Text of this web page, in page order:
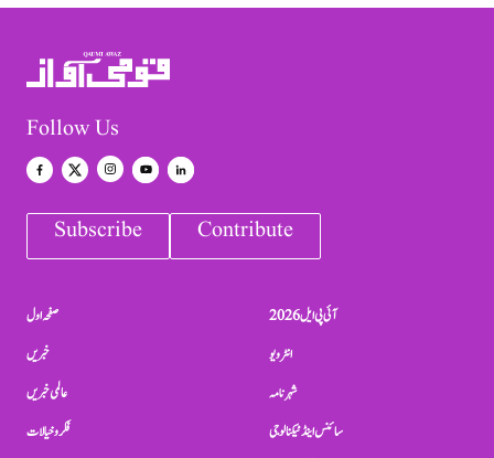
Follow Us
Subscribe Contribute
صفحہ اول
خبریں
عالمی خبریں
فکر و خیالات
آئی پی ایل 2026
انٹرویو
شہرنامہ
سائنس اینڈ ٹیکنالوجی